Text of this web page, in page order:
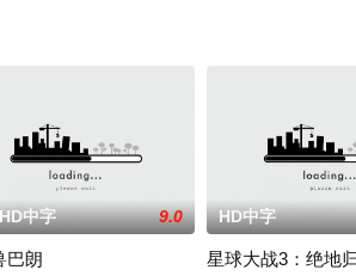
中字 9.0
巴朗
HD中字
星球大战3：绝地